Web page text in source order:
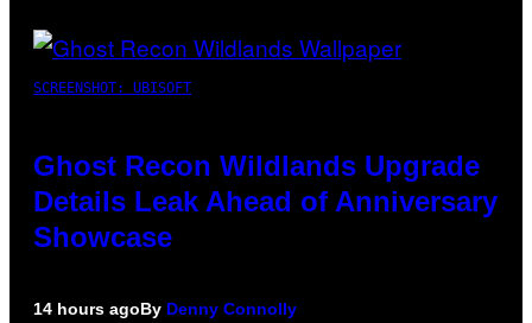
SCREENSHOT: UBISOFT
Ghost Recon Wildlands Upgrade
Details Leak Ahead of Anniversary
Showcase
14 hours agoBy Denny Connolly